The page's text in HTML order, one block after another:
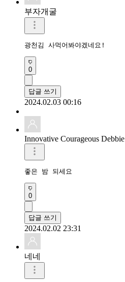
부자개굴
광천김 사먹어봐야겠네요!
0
답글 쓰기
2024.02.03 00:16
Innovative Courageous Debbie
좋은 밤 되세요
0
답글 쓰기
2024.02.02 23:31
네네